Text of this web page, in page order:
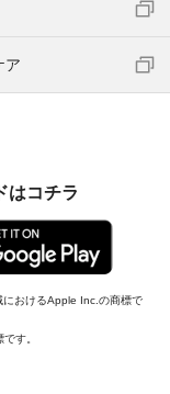
ア
はコチラ
おけるApple Inc.の商標で
す。